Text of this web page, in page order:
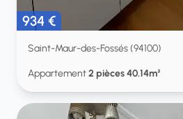
934 €
Saint-Maur-des-Fossés (94100)
Appartement2 pièces 40.14m²